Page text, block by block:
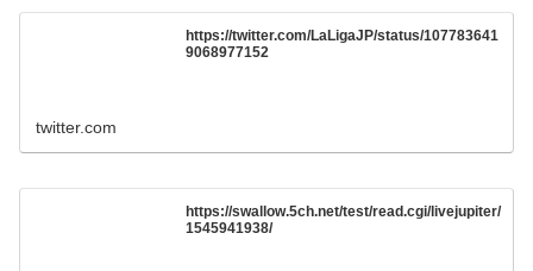
https://twitter.com/LaLigaJP/status/107783641
9068977152
twitter.com
https://swallow.5ch.net/test/read.cgi/livejupiter/
1545941938/